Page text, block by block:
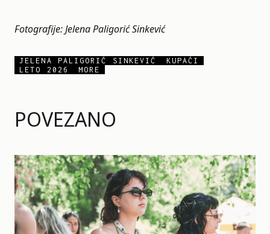
POVEZANO
Fotografije: Jelena Paligorić Sinkević
JELENA PALIGORIĆ SINKEVIĆ
KUPAĆI
LETO 2026
MORE